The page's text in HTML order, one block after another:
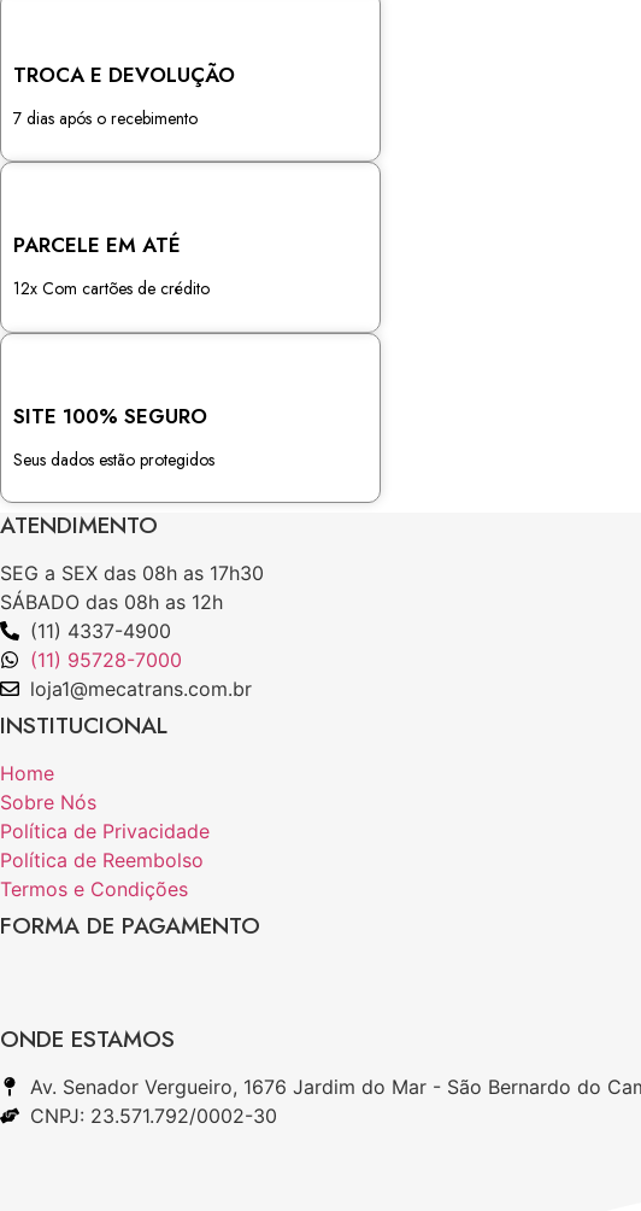
TROCA E DEVOLUÇÃO
7 dias após o recebimento
PARCELE EM ATÉ
12x Com cartões de crédito
SITE 100% SEGURO
Seus dados estão protegidos
ATENDIMENTO
SEG a SEX das 08h as 17h30
SÁBADO das 08h as 12h
(11) 4337-4900
(11) 95728-7000
loja1@mecatrans.com.br
INSTITUCIONAL​
Home
Sobre Nós
Política de Privacidade
Política de Reembolso
Termos e Condições
FORMA DE PAGAMENTO
ONDE ESTAMOS
Av. Senador Vergueiro, 1676 Jardim do Mar - São Bernardo do
CNPJ: 23.571.792/0002-30